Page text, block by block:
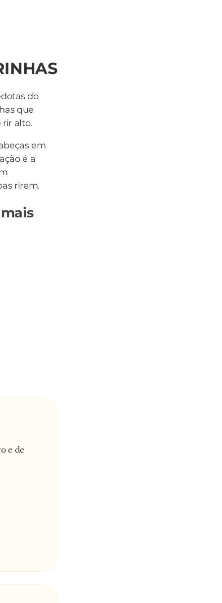
do
que
rir alto.
em
é a
rirem.
e de